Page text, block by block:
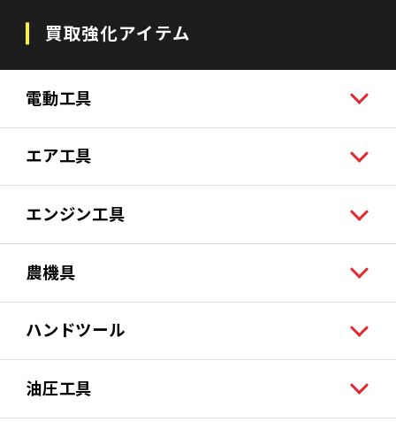
買取強化アイテム
電動工具
エア工具
エンジン工具
農機具
ハンドツール
油圧工具